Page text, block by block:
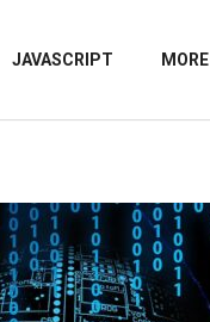
JAVASCRIPT MORE